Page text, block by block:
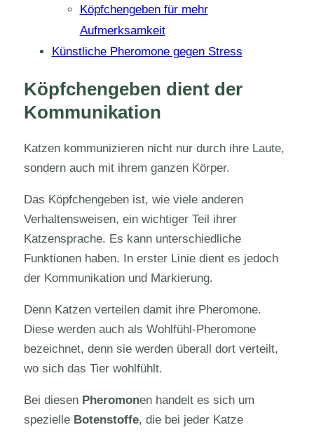
Köpfchengeben für mehr
Aufmerksamkeit
Künstliche Pheromone gegen Stress
Köpfchengeben dient der
Kommunikation
Katzen kommunizieren nicht nur durch ihre Laute,
sondern auch mit ihrem ganzen Körper.
Das Köpfchengeben ist, wie viele anderen
Verhaltensweisen, ein wichtiger Teil ihrer
Katzensprache. Es kann unterschiedliche
Funktionen haben. In erster Linie dient es jedoch
der Kommunikation und Markierung.
Denn Katzen verteilen damit ihre Pheromone.
Diese werden auch als Wohlfühl-Pheromone
bezeichnet, denn sie werden überall dort verteilt,
wo sich das Tier wohlfühlt.
Bei diesen Pheromonen handelt es sich um
spezielle Botenstoffe, die bei jeder Katze